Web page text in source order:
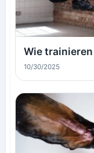
Wie
10/30/2025